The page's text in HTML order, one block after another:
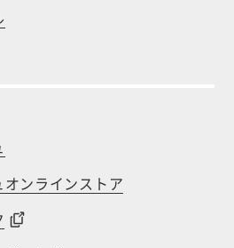
オンラインストア